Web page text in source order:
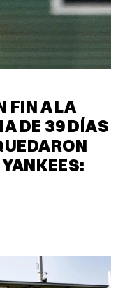
FIN A LA
DE 39 DÍAS